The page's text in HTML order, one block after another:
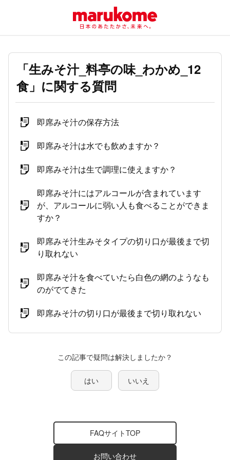
「生みそ汁_料亭の味_わかめ_12
食」に関する質問
この記事で疑問は解決しましたか？
はい いいえ
即席みそ汁の保存方法
即席みそ汁は水でも飲めますか？
即席みそ汁は生で調理に使えますか？
即席みそ汁にはアルコールが含まれています
が、アルコールに弱い人も食べることができま
すか？
即席みそ汁生みそタイプの切り口が最後まで切
り取れない
即席みそ汁を食べていたら白色の網のようなも
のがでてきた
即席みそ汁の切り口が最後まで切り取れない
FAQサイトTOP
お問い合わせ